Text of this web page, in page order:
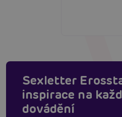
Sexletter
inspirace na
dovádění